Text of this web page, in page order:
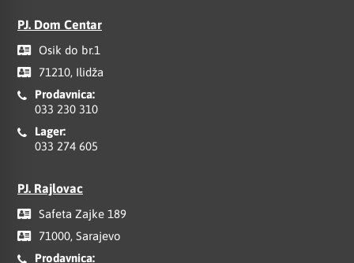
PJ. Dom Centar
Osik do br.1
71210, Ilidža
Prodavnica:
033 230 310
Lager:
033 274 605
PJ. Rajlovac
Safeta Zajke 189
71000, Sarajevo
Prodavnica: